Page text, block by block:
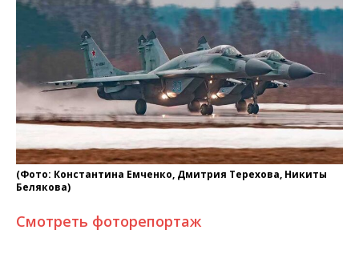
(Фото: Константина Емченко, Дмитрия Терехова, Никиты
Белякова)
Смотреть фоторепортаж